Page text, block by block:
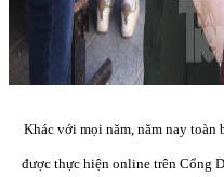
Khác với mọi năm, năm nay toàn
được thực hiện online trên Cổng